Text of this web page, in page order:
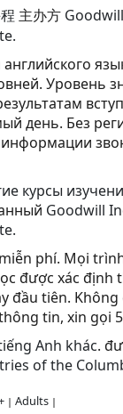
主办方
Уровень
день. Без
курсы
Goodwill
phí. Mọi
được xác định
đầu tiên.
tin, xin gọi
Anh khác.
of the
| Adults |